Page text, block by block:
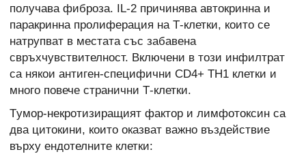
получава фиброза. IL-2 причинява автокринна и
паракринна пролиферация на Т-клетки, които се
натрупват в местата със забавена
свръхчувствителност. Включени в този инфилтрат
са някои антиген-специфични CD4+ ТН1 клетки и
много повече странични Т-клетки.
Tумор-некротизиращият фактор и лимфотоксин са
два цитокини, които оказват важно въздействие
върху ендотелните клетки: